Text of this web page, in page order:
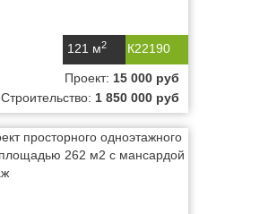
К22190
121 м2
Проект: 15 000 руб
Строительство: 1 850 000 руб